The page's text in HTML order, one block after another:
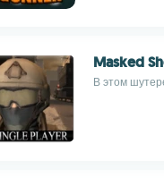
Masked
В этом